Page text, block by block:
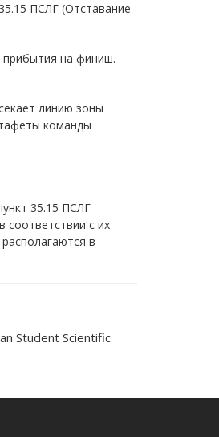
ПСЛГ (Отставание
на финиш.
линию зоны
команды
35.15 ПСЛГ
соответствии с их
в
Scientific